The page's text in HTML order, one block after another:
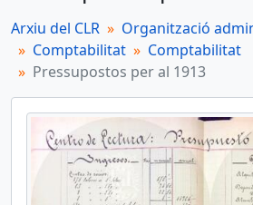
Arxiu del CLR
Organització
Comptabilitat
Comptabilitat
Pressupostos per al 1913